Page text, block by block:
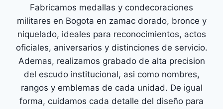
Fabricamos medallas y condecoraciones
militares en Bogota en zamac dorado, bronce y
niquelado, ideales para reconocimientos, actos
oficiales, aniversarios y distinciones de servicio.
Ademas, realizamos grabado de alta precision
del escudo institucional, asi como nombres,
rangos y emblemas de cada unidad. De igual
forma, cuidamos cada detalle del diseño para